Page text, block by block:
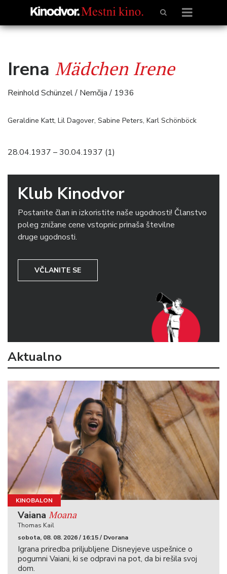
Irena Mädchen Irene
Reinhold Schünzel / Nemčija / 1936
Geraldine Katt, Lil Dagover, Sabine Peters, Karl Schönböck
28.04.1937 – 30.04.1937 (1)
Klub Kinodvor
Postanite član in izkoristite naše ugodnosti! Članstvo
poleg znižane cene vstopnic prinaša številne
druge ugodnosti.
VČLANITE SE
Aktualno
KINOBALON
Vaiana Moana
Thomas Kail
sobota, 08. 08. 2026 / 16:15 / Dvorana
Igrana priredba priljubljene Disneyjeve uspešnice o
pogumni Vaiani, ki se odpravi na pot, da bi rešila svoj
dom.